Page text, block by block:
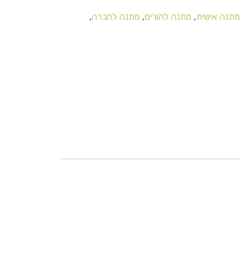
מתנה אישית, מתנה להורים, מתנה לחברה,